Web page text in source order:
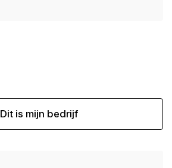
Dit is mijn bedrijf